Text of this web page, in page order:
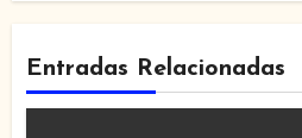
Entradas Relacionadas